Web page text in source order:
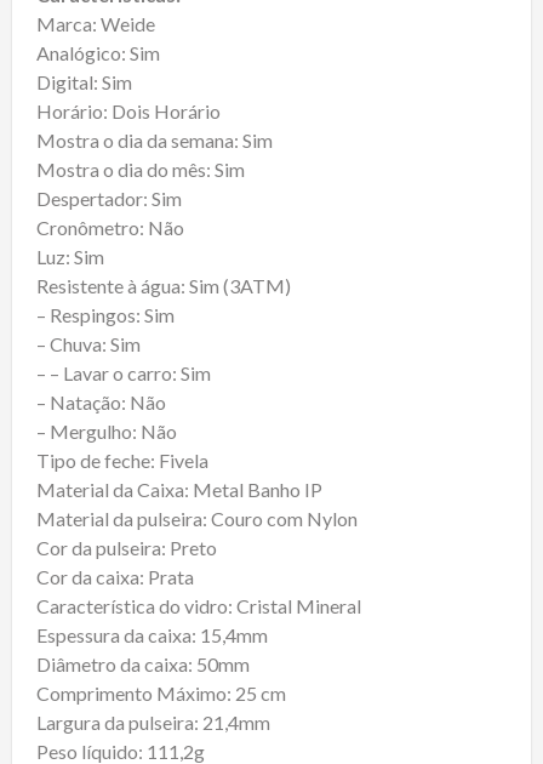
Marca: Weide
Analógico: Sim
Digital: Sim
Horário: Dois Horário
Mostra o dia da semana: Sim
Mostra o dia do mês: Sim
Despertador: Sim
Cronômetro: Não
Luz: Sim
Resistente à água: Sim (3ATM)
– Respingos: Sim
– Chuva: Sim
– – Lavar o carro: Sim
– Natação: Não
– Mergulho: Não
Tipo de feche: Fivela
Material da Caixa: Metal Banho IP
Material da pulseira: Couro com Nylon
Cor da pulseira: Preto
Cor da caixa: Prata
Característica do vidro: Cristal Mineral
Espessura da caixa: 15,4mm
Diâmetro da caixa: 50mm
Comprimento Máximo: 25 cm
Largura da pulseira: 21,4mm
Peso líquido: 111,2g